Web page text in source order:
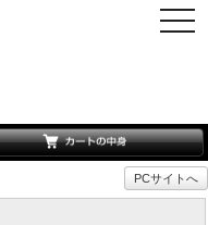
PCサイトへ